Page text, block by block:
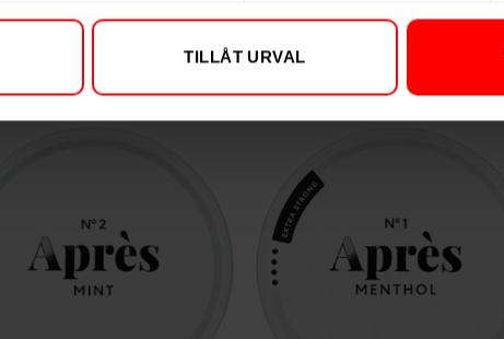
TILLÅT URVAL